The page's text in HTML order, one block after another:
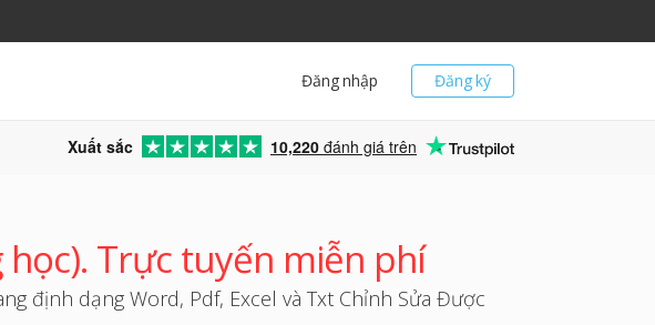
Đăng ký
Đăng nhập
Xuất sắc 10,220 đánh giá trên
Trực tuyến miễn phí
định dạng Word, Pdf, Excel và Txt Chỉnh Sửa Được